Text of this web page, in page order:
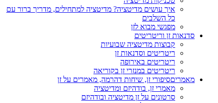
איך עושים מדיטציה? מדיטציה למתחילים, מדריך ברור עם
כל השלבים
מפגשי מבוא לזן
סדנאות זן וריטריטים
קבוצות מדיטציה שבועיות
ריטריטים וסדנאות זן
ריטריטים באירופה
ריטריטים במנזרי זן בקוריאה
מאמריםסיפורי זן, שיחות דהרמה, מאמרים על זן
מאמרי זן, בודהיזם ומדיטציה
סרטונים על זן מדיטציה ובודהיזם